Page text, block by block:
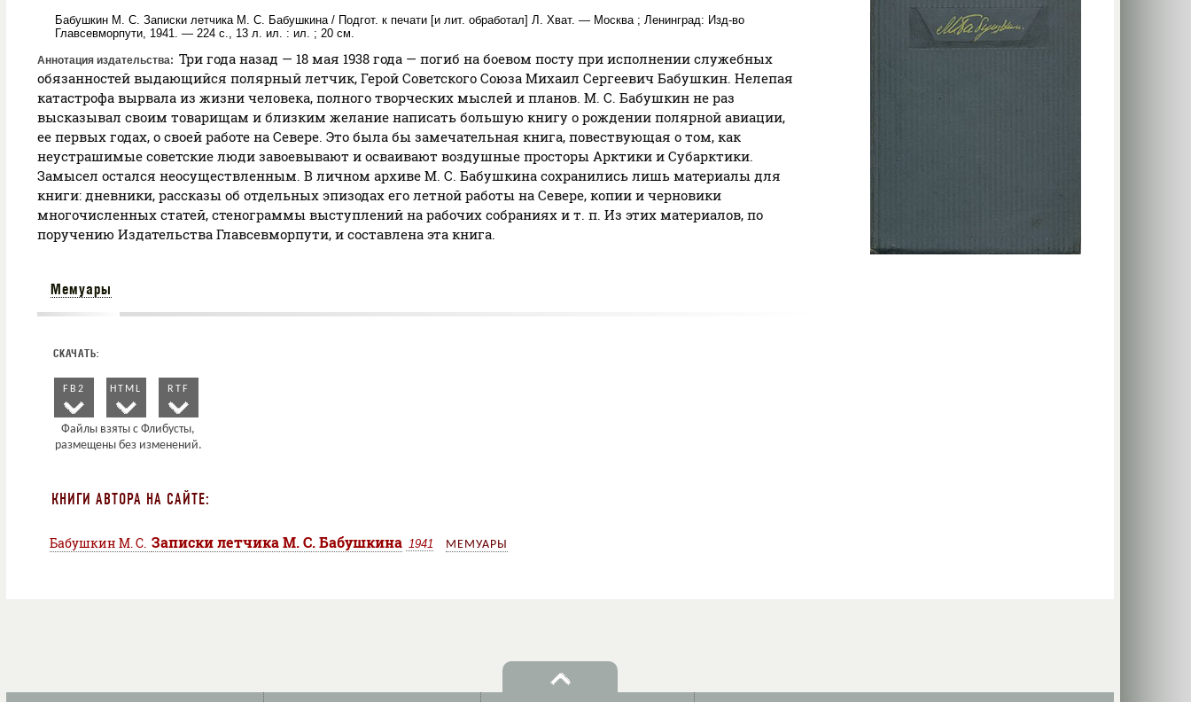
Бабушкин М. С. Записки летчика М. С. Бабушкина / Подгот. к печати [и лит. обработал] Л. Хват. — Москва ; Ленинград: Изд-во
Главсевморпути, 1941. — 224 с., 13 л. ил. : ил. ; 20 см.
Аннотация издательства
Три года назад — 18 мая 1938 года — погиб на боевом посту при исполнении служебных
обязанностей выдающийся полярный летчик, Герой Советского Союза Михаил Сергеевич Бабушкин. Нелепая
катастрофа вырвала из жизни человека, полного творческих мыслей и планов. М. С. Бабушкин не раз
высказывал своим товарищам и близким желание написать большую книгу о рождении полярной авиации,
ее первых годах, о своей работе на Севере. Это была бы замечательная книга, повествующая о том, как
неустрашимые советские люди завоевывают и осваивают воздушные просторы Арктики и Субарктики.
Замысел остался неосуществленным. В личном архиве М. С. Бабушкина сохранились лишь материалы для
книги: дневники, рассказы об отдельных эпизодах его летной работы на Севере, копии и черновики
многочисленных статей, стенограммы выступлений на рабочих собраниях и т. п. Из этих материалов, по
поручению Издательства Главсевморпути, и составлена эта книга.
Мемуары
FB2 HTML RTF
КНИГИ АВТОРА НА САЙТЕ:
Бабушкин М. С. Записки летчика М. С. Бабушкина 1941 МЕМУАРЫ